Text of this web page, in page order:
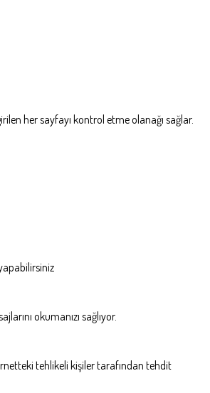
her sayfayı kontrol etme olanağı sağlar.
okumanızı sağlıyor.
tehlikeli kişiler tarafından tehdit